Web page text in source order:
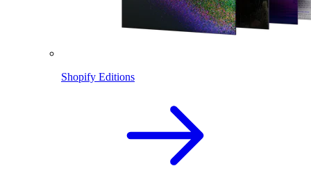
Shopify Editions